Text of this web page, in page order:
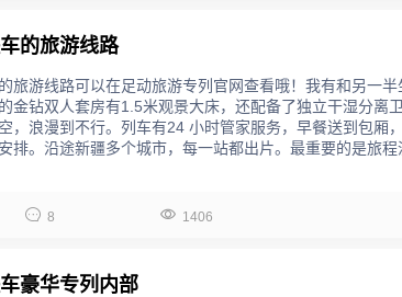
的旅游线路
旅游线路可以在足动旅游专列官网查看哦！我有和另一
金钻双人套房有1.5米观景大床，还配备了独立干湿分离
，浪漫到不行。列车有24 小时管家服务，早餐送到包厢
排。沿途新疆多个城市，每一站都出片。最重要的是旅
 8  1406
豪华专列内部